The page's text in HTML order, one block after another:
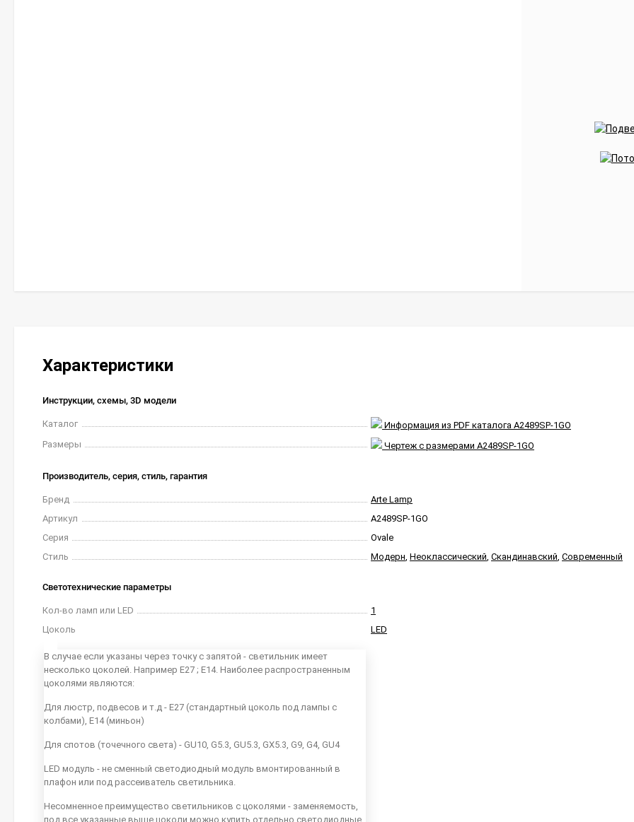
Характеристики
Инструкции, схемы, 3D модели
Каталог
Информация из PDF каталога A2489SP-1GO
Размеры
Чертеж с размерами A2489SP-1GO
Производитель, серия, стиль, гарантия
Бренд
Arte Lamp
Артикул
A2489SP-1GO
Серия
Ovale
Стиль
Модерн, Неоклассический, Скандинавский, Современный
Светотехнические параметры
Кол-во ламп или LED
1
Цоколь
В случае если указаны через точку с запятой - светильник имеет
несколько цоколей. Например E27 ; E14. Наиболее распространенным
цоколями являются:
Для люстр, подвесов и т.д - E27 (стандартный цоколь под лампы с
колбами), E14 (миньон)
Для спотов (точечного света) - GU10, G5.3, GU5.3, GX5.3, G9, G4, GU4
LED модуль - не сменный светодиодный модуль вмонтированный в
плафон или под рассеиватель светильника.
Несомненное преимущество светильников с цоколями - заменяемость,
под все указанные выше цоколи можно купить отдельно светодиодные
LED